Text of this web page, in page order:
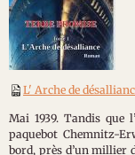
L' Arche de
Mai 1939. Tandis que
paquebot Chemnitz-
bord, près d’un millier